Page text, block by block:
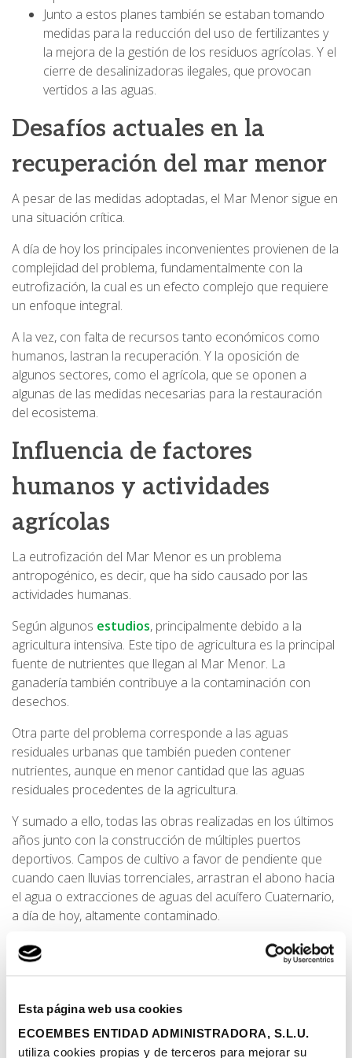
Esta página web usa cookies
ECOEMBES ENTIDAD ADMINISTRADORA, S.L.U.
utiliza cookies propias y de terceros para mejorar su
Junto a estos planes también se estaban tomando
medidas para la reducción del uso de fertilizantes y
la mejora de la gestión de los residuos agrícolas. Y el
cierre de desalinizadoras ilegales, que provocan
vertidos a las aguas.
Desafíos actuales en la
recuperación del mar menor
A pesar de las medidas adoptadas, el Mar Menor sigue en
una situación crítica.
A día de hoy los principales inconvenientes provienen de la
complejidad del problema, fundamentalmente con la
eutrofización, la cual es un efecto complejo que requiere
un enfoque integral.
A la vez, con falta de recursos tanto económicos como
humanos, lastran la recuperación. Y la oposición de
algunos sectores, como el agrícola, que se oponen a
algunas de las medidas necesarias para la restauración
del ecosistema.
Influencia de factores
humanos y actividades
agrícolas
La eutrofización del Mar Menor es un problema
antropogénico, es decir, que ha sido causado por las
actividades humanas.
Según algunos estudios, principalmente debido a la
agricultura intensiva. Este tipo de agricultura es la principal
fuente de nutrientes que llegan al Mar Menor. La
ganadería también contribuye a la contaminación con
desechos.
Otra parte del problema corresponde a las aguas
residuales urbanas que también pueden contener
nutrientes, aunque en menor cantidad que las aguas
residuales procedentes de la agricultura.
Y sumado a ello, todas las obras realizadas en los últimos
años junto con la construcción de múltiples puertos
deportivos. Campos de cultivo a favor de pendiente que
cuando caen lluvias torrenciales, arrastran el abono hacia
el agua o extracciones de aguas del acuífero Cuaternario,
a día de hoy, altamente contaminado.
Comparación con otros
ecosistema acuático que sufre los efectos de la